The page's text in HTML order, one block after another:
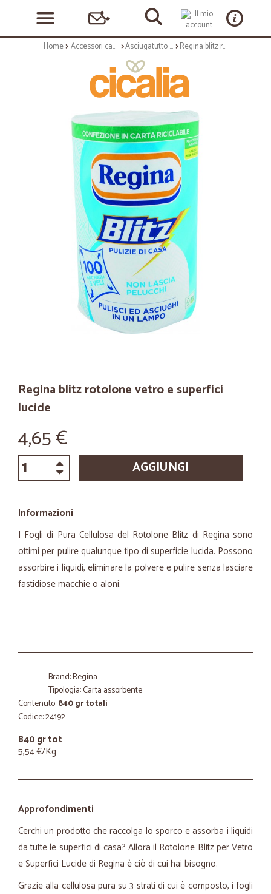
Home Accessori casa e cucina Asciugatutto e tovaglioli Regina blitz rotolone vetro e superfici lucide
Regina blitz rotolone vetro e superfici
lucide
4,65 €
AGGIUNGI
Informazioni
I Fogli di Pura Cellulosa del Rotolone Blitz di Regina sono
ottimi per pulire qualunque tipo di superficie lucida. Possono
assorbire i liquidi, eliminare la polvere e pulire senza lasciare
fastidiose macchie o aloni.
Brand: Regina
Tipologia: Carta assorbente
Contenuto:840 gr totali
Codice: 24192
840 gr tot
5,54 €/Kg
Approfondimenti
Cerchi un prodotto che raccolga lo sporco e assorba i liquidi
da tutte le superfici di casa? Allora il Rotolone Blitz per Vetro
e Superfici Lucide di Regina è ciò di cui hai bisogno.
Grazie alla cellulosa pura su 3 strati di cui è composto, i fogli